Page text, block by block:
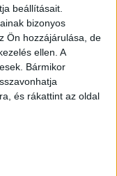
beállításait.
bizonyos
Ön hozzájárulása, de
ellen. A
Bármikor
és rákattint az oldal
volt
házhoz,
legfrissebb